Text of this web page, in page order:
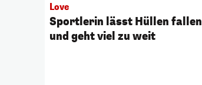
Love
Sportlerin lässt Hüllen fallen
und geht viel zu weit